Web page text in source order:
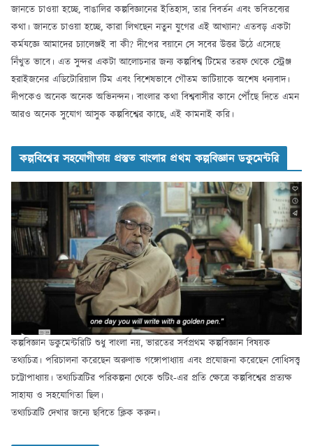
জানতে চাওয়া হচ্ছে, বাঙালির কল্পবিজ্ঞানের ইতিহাস, তার বিবর্তন এবং ভবিতব্যের
কথা। জানতে চাওয়া হচ্ছে, কারা লিখছেন নতুন যুগের এই আখ্যান? এতবড় একটা
কর্মযজ্ঞে আমাদের চ্যালেঞ্জই বা কী? দীপের বয়ানে সে সবের উত্তর উঠে এসেছে
নিঁখুত ভাবে। এত সুন্দর একটা আলোচনার জন্য কল্পবিশ্ব টিমের তরফ থেকে স্ট্রেঞ্জ
হরাইজনের এডিটোরিয়াল টিম এবং বিশেষভাবে গৌতম ভাটিয়াকে অশেষ ধন্যবাদ।
দীপকেও অনেক অনেক অভিনন্দন। বাংলার কথা বিশ্ববাসীর কানে পৌঁছে দিতে এমন
আরও অনেক সুযোগ আসুক কল্পবিশ্বের কাছে, এই কামনাই করি।
কল্পবিশ্বের সহযোগীতায় প্রস্তুত বাংলার প্রথম কল্পবিজ্ঞান ডকুমেন্টরি
কল্পবিজ্ঞান ডকুমেন্টরিটি শুধু বাংলা নয়, ভারতের সর্বপ্রথম কল্পবিজ্ঞান বিষয়ক
তথ্যচিত্র। পরিচালনা করেছেন অরুণাভ গঙ্গোপাধ্যায় এবং প্রযোজনা করেছেন বোধিসত্ত্ব
চট্টোপাধ্যায়। তথ্যচিত্রটির পরিকল্পনা থেকে শুটিং-এর প্রতি ক্ষেত্রে কল্পবিশ্বের প্রত্যক্ষ
সাহায্য ও সহযোগিতা ছিল।
তথ্যচিত্রটি দেখার জন্যে ছবিতে ক্লিক করুন।